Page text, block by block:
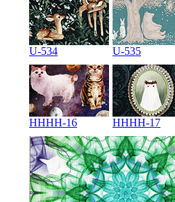
U-534 U-535
HHHH-16 HHHH-17